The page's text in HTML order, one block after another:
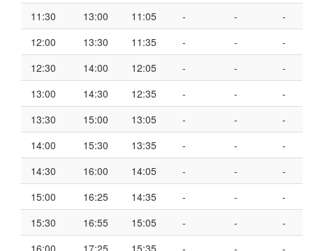
11:30
13:00 11:05 - -
-
12:00
13:30 11:35 - -
-
12:30
14:00 12:05 - -
-
13:00
14:30 12:35 - -
-
13:30
15:00 13:05 - -
-
14:00
15:30 13:35 - -
-
14:30
16:00 14:05 - -
-
15:00
16:25 14:35 - -
-
15:30
16:55 15:05 - -
-
16:00
17:25 15:35 - -
-